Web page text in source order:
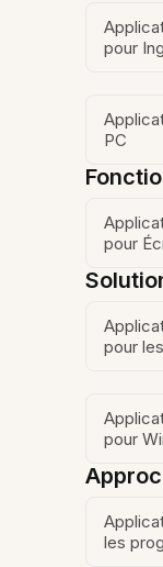
pour
PC
pour
pour
pour
les